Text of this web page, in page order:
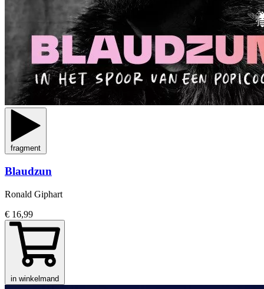
fragment
Blaudzun
Ronald Giphart
€ 16,99
in winkelmand